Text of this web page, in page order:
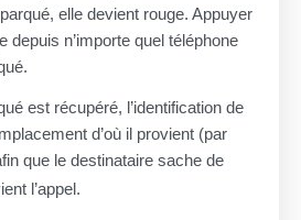
elle devient rouge. Appuyer
depuis n’importe quel téléphone
est récupéré, l’identification de
d’où il provient (par
que le destinataire sache de
l’appel.